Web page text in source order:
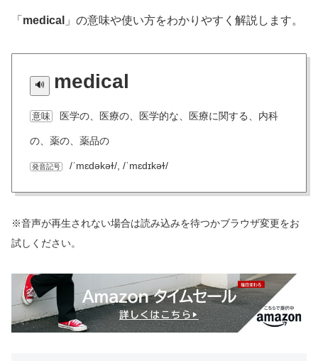
「 medical 」の意味や使い方をわかりやすく解説します。
medical
意味 医学の、医療の、医学的な、医療に関する、内科
の、薬の、薬品の
発音記号 /ˈmɛdəkəɫ/, /ˈmɛdɪkəɫ/
※音声が再生されない場合は読み込みを待つかブラウザ変更をお
試しください。